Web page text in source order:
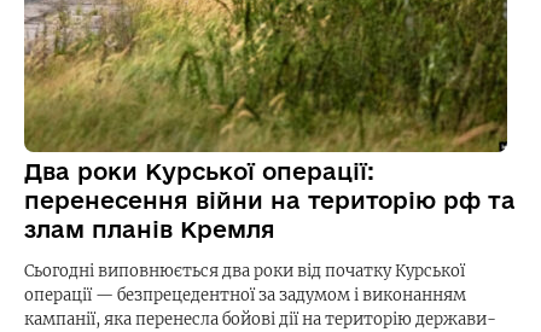
Два роки Курської операції:
перенесення війни на територію рф та
злам планів Кремля
Сьогодні виповнюється два роки від початку Курської
операції — безпрецедентної за задумом і виконанням
кампанії, яка перенесла бойові дії на територію держави-